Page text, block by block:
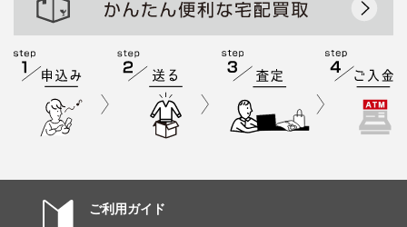
ご利用ガイド